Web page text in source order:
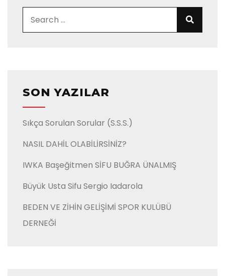
Search for: Search
SON YAZILAR
Sıkça Sorulan Sorular (S.S.S.)
NASIL DAHİL OLABİLİRSİNİZ?
IWKA Başeğitmen SİFU BUĞRA ÜNALMIŞ
Büyük Usta Sifu Sergio Iadarola
BEDEN VE ZİHİN GELİŞİMİ SPOR KULÜBÜ
DERNEĞİ